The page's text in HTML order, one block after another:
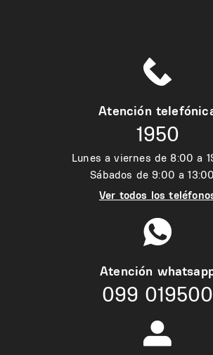
Atención
1950
Lunes a viernes de 8:00 a
Sábados de 9:00 a
Ver todos los
Atención
099 019500